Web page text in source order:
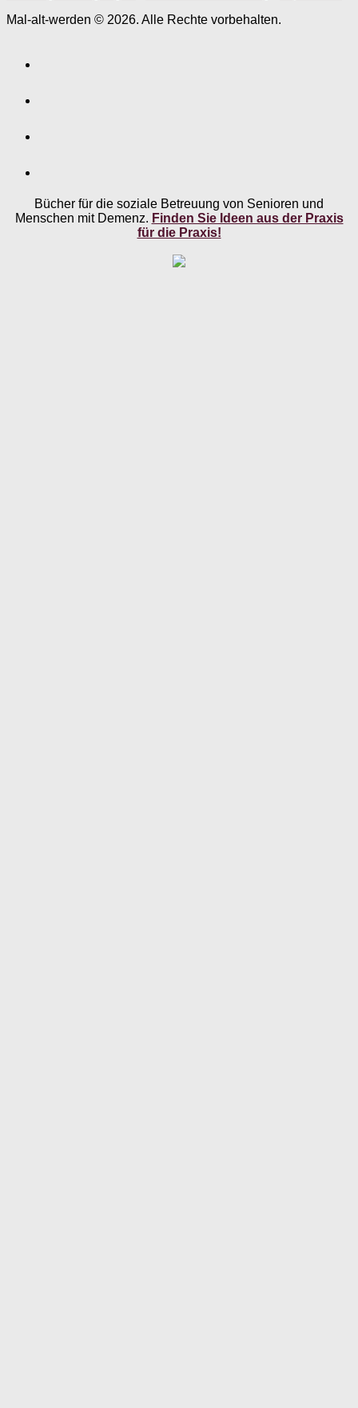
Mal-alt-werden © 2026. Alle Rechte vorbehalten.
Bücher für die soziale Betreuung von Senioren und
Menschen mit Demenz. Finden Sie Ideen aus der Praxis
für die Praxis!